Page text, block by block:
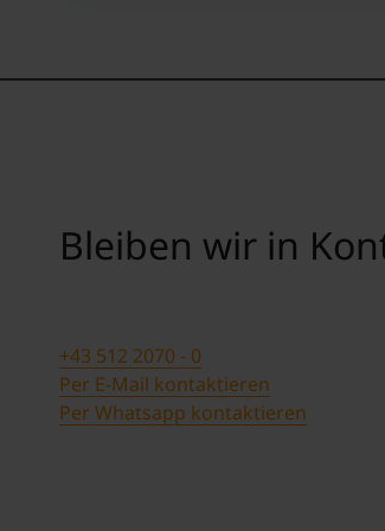
Bleiben wir in
+43 512 2070 - 0
Per E-Mail kontaktieren
Per Whatsapp kontaktieren